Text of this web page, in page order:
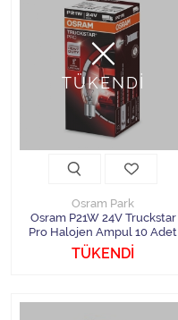
TÜKENDİ
Osram Park
Osram P21W 24V Truckstar
Pro Halojen Ampul 10 Adet
TÜKENDİ